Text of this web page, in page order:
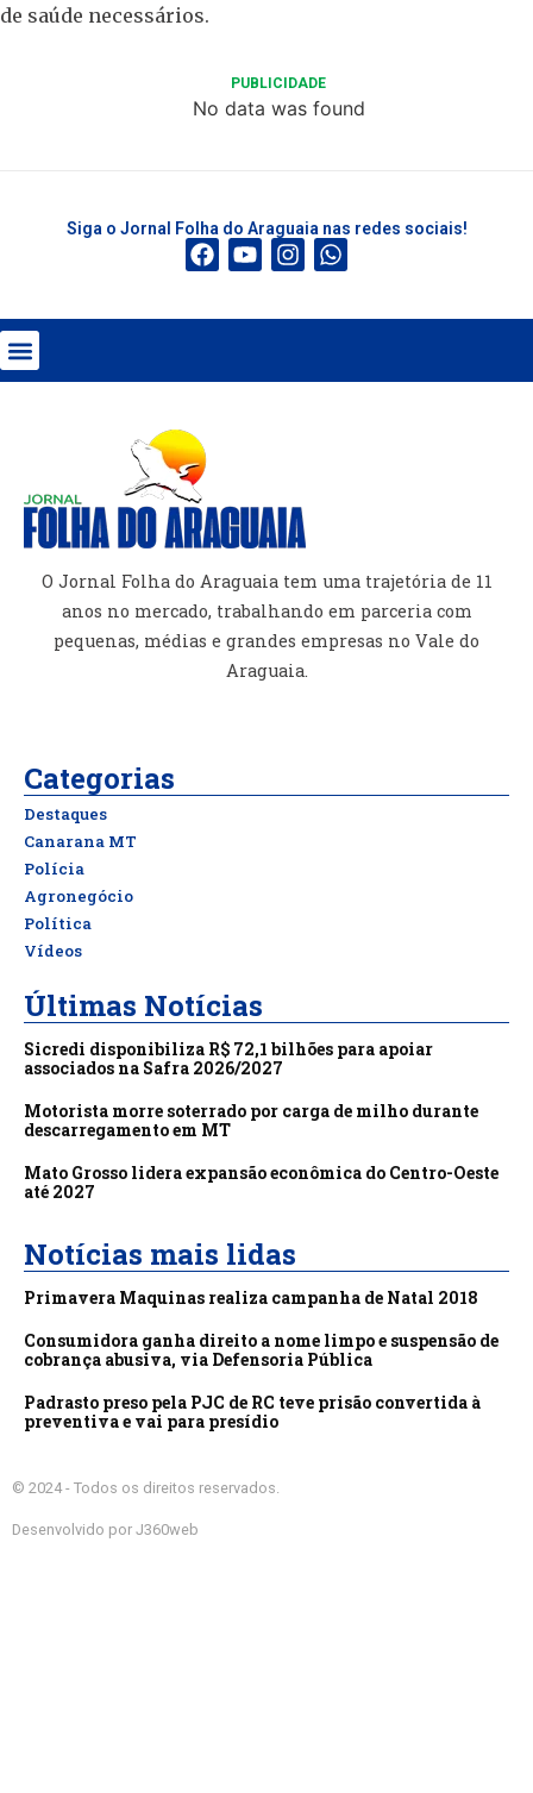
de saúde necessários.
PUBLICIDADE
No data was found
Siga o Jornal Folha do Araguaia nas redes sociais!
O Jornal Folha do Araguaia tem uma trajetória de 11
anos no mercado, trabalhando em parceria com
pequenas, médias e grandes empresas no Vale do
Araguaia.
Categorias
Destaques
Canarana MT
Polícia
Agronegócio
Política
Vídeos
Últimas Notícias
Sicredi disponibiliza R$ 72,1 bilhões para apoiar
associados na Safra 2026/2027
Motorista morre soterrado por carga de milho durante
descarregamento em MT
Mato Grosso lidera expansão econômica do Centro-Oeste
até 2027
Notícias mais lidas
Primavera Maquinas realiza campanha de Natal 2018
Consumidora ganha direito a nome limpo e suspensão de
cobrança abusiva, via Defensoria Pública
Padrasto preso pela PJC de RC teve prisão convertida à
preventiva e vai para presídio
© 2024 - Todos os direitos reservados.
Desenvolvido por J360web